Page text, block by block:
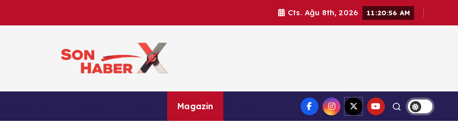
Cts. Ağu 8th, 2026 11:20:58 AM
Son Haber X’te son dakika, Türkiye gündemi ve yerel haberler. Doğrulanmış kaynaklar, tarafsız içerik ve
anlık gelişmelerle güvenilir haber deneyimi.
Magazin